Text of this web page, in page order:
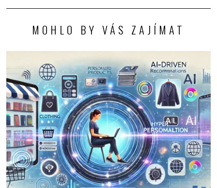
MOHLO BY VÁS ZAJÍMAT